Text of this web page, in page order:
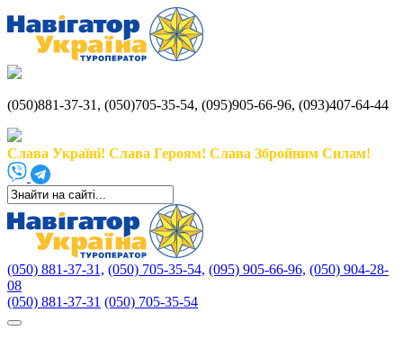
(050)881-37-31, (050)705-35-54, (095)905-66-96, (093)407-64-44
Слава Україні! Слава Героям! Слава Збройним Силам!
(050) 881-37-31, (050) 705-35-54, (095) 905-66-96, (050) 904-28-
08
(050) 881-37-31 (050) 705-35-54